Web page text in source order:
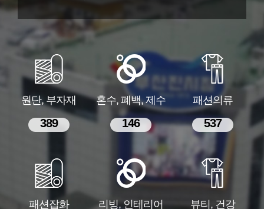
원단, 부자재
389
혼수, 폐백, 제수
146
패션의류
537
패션잡화 리빙, 인테리어 뷰티, 건강